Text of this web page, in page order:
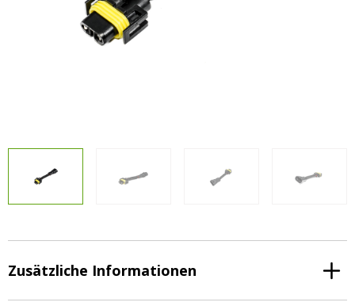
LED Beleuchtungssets
Sonstiges
Agrarled Blog
info@agrarled.de
Vorteilsverpackungen
LED Beleuchtungssets
Zusätzliche Informationen